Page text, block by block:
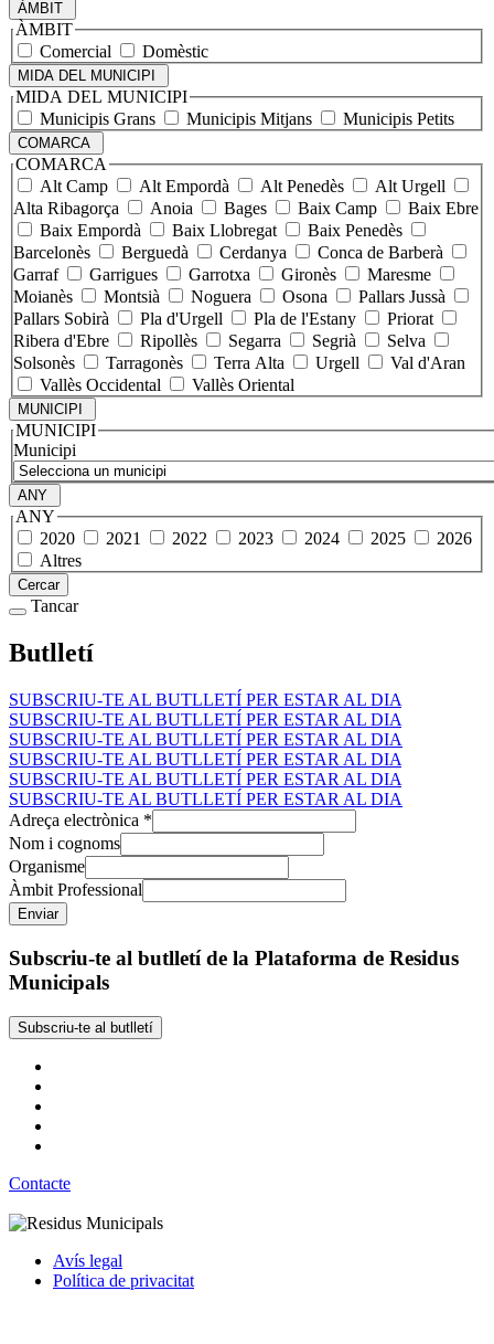
ÀMBIT
ÀMBIT
Comercial
Domèstic
MIDA DEL MUNICIPI
MIDA DEL MUNICIPI
Municipis Grans
Municipis Mitjans Municipis Petits
COMARCA
COMARCA
Alt Camp
Alt Empordà Alt Penedès
Alt Urgell
Alta Ribagorça
Anoia Bages Baix Camp
Baix Ebre
Baix Empordà
Baix Llobregat
Baix Penedès
Barcelonès
Berguedà Cerdanya
Conca de Barberà
Garraf
Garrigues Garrotxa Gironès
Maresme
Moianès
Montsià Noguera Osona
Pallars Jussà
Pallars Sobirà
Pla d'Urgell Pla de l'Estany
Priorat
Ribera d'Ebre
Ripollès Segarra Segrià
Selva
Solsonès
Tarragonès Terra Alta Urgell
Val d'Aran
Vallès Occidental
Vallès Oriental
MUNICIPI
MUNICIPI
Municipi
ANY
ANY
2020
2021 2022 2023 2024 2025
2026
Altres
Cercar
Tancar
Butlletí
SUBSCRIU-TE AL BUTLLETÍ PER ESTAR AL DIA
SUBSCRIU-TE AL BUTLLETÍ PER ESTAR AL DIA
SUBSCRIU-TE AL BUTLLETÍ PER ESTAR AL DIA
SUBSCRIU-TE AL BUTLLETÍ PER ESTAR AL DIA
SUBSCRIU-TE AL BUTLLETÍ PER ESTAR AL DIA
SUBSCRIU-TE AL BUTLLETÍ PER ESTAR AL DIA
Adreça electrònica *
Nom i cognoms
Organisme
Àmbit Professional
Subscriu-te al butlletí de la Plataforma de Residus
Municipals
Subscriu-te al butlletí
Contacte
Avís legal
Política de privacitat